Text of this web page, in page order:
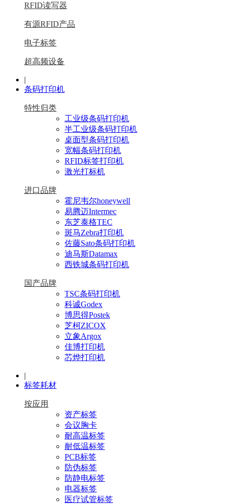
RFID读写器
有源RFID产品
电子标签
超高频设备
|
条码打印机
特性归类
工业级条码打印机
半工业级条码打印机
桌面型条码打印机
宽幅条码打印机
RFID标签打印机
激光打标机
进口品牌
霍尼韦尔honeywell
易腾迈Intermec
东芝泰格TEC
斑马Zebra打印机
佐藤Sato条码打印机
迪马斯Datamax
西铁城条码打印机
国产品牌
TSC条码打印机
科诚Godex
博思得Postek
芝柯ZICOX
立象Argox
佳博打印机
芯烨打印机
|
标签耗材
按应用
资产标签
会议胸卡
耐高温标签
耐低温标签
PCB标签
防伪标签
防静电标签
电器标签
医疗试管标签